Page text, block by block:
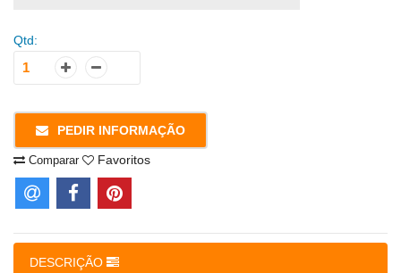
Qtd:
PEDIR INFORMAÇÃO
Comparar Favoritos
DESCRIÇÃO